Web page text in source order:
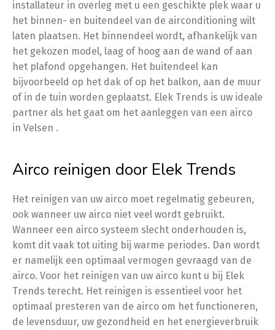
installateur in overleg met u een geschikte plek waar u
het binnen- en buitendeel van de airconditioning wilt
laten plaatsen. Het binnendeel wordt, afhankelijk van
het gekozen model, laag of hoog aan de wand of aan
het plafond opgehangen. Het buitendeel kan
bijvoorbeeld op het dak of op het balkon, aan de muur
of in de tuin worden geplaatst. Elek Trends is uw ideale
partner als het gaat om het aanleggen van een airco
in Velsen .
Airco reinigen door Elek Trends
Het reinigen van uw airco moet regelmatig gebeuren,
ook wanneer uw airco niet veel wordt gebruikt.
Wanneer een airco systeem slecht onderhouden is,
komt dit vaak tot uiting bij warme periodes. Dan wordt
er namelijk een optimaal vermogen gevraagd van de
airco. Voor het reinigen van uw airco kunt u bij Elek
Trends terecht. Het reinigen is essentieel voor het
optimaal presteren van de airco om het functioneren,
de levensduur, uw gezondheid en het energieverbruik